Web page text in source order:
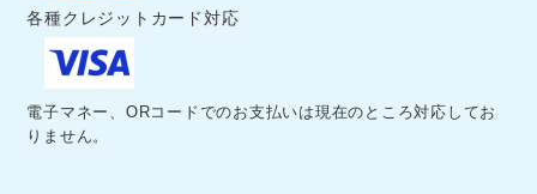
各種クレジットカード対応
電子マネー、ORコードでのお支払いは現在のところ対応してお
りません。